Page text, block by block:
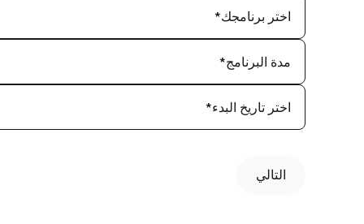
اختر برنامجك*
مدة البرنامج*
اختر تاريخ البدء*
التالي